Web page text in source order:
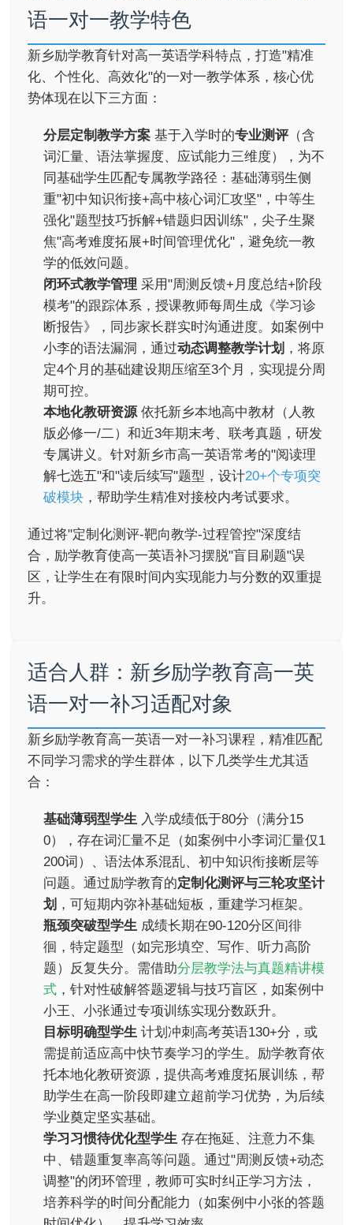
语一对一教学特色
新乡励学教育针对高一英语学科特点，打造"精准
化、个性化、高效化"的一对一教学体系，核心优
势体现在以下三方面：
分层定制教学方案 基于入学时的专业测评（含
词汇量、语法掌握度、应试能力三维度），为不
同基础学生匹配专属教学路径：基础薄弱生侧
重"初中知识衔接+高中核心词汇攻坚"，中等生
强化"题型技巧拆解+错题归因训练"，尖子生聚
焦"高考难度拓展+时间管理优化"，避免统一教
学的低效问题。
闭环式教学管理 采用"周测反馈+月度总结+阶段
模考"的跟踪体系，授课教师每周生成《学习诊
断报告》，同步家长群实时沟通进度。如案例中
小李的语法漏洞，通过动态调整教学计划 ，将原
定4个月的基础建设期压缩至3个月，实现提分周
期可控。
本地化教研资源 依托新乡本地高中教材（人教
版必修一/二）和近3年期末考、联考真题，研发
专属讲义。针对新乡市高一英语常考的"阅读理
解七选五"和"读后续写"题型，设计20+个专项突
破模块 ，帮助学生精准对接校内考试要求。
通过将"定制化测评-靶向教学-过程管控"深度结
合，励学教育使高一英语补习摆脱"盲目刷题"误
区，让学生在有限时间内实现能力与分数的双重提
升。
适合人群：新乡励学教育高一英
语一对一补习适配对象
新乡励学教育高一英语一对一补习课程，精准匹配
不同学习需求的学生群体，以下几类学生尤其适
合：
基础薄弱型学生 入学成绩低于80分（满分15
0），存在词汇量不足（如案例中小李词汇量仅1
200词）、语法体系混乱、初中知识衔接断层等
问题。通过励学教育的定制化测评与三轮攻坚计
划 ，可短期内弥补基础短板，重建学习框架。
瓶颈突破型学生 成绩长期在90-120分区间徘
徊，特定题型（如完形填空、写作、听力高阶
题）反复失分。需借助分层教学法与真题精讲模
式 ，针对性破解答题逻辑与技巧盲区，如案例中
小王、小张通过专项训练实现分数跃升。
目标明确型学生 计划冲刺高考英语130+分，或
需提前适应高中快节奏学习的学生。励学教育依
托本地化教研资源，提供高考难度拓展训练，帮
助学生在高一阶段即建立超前学习优势，为后续
学业奠定坚实基础。
学习习惯待优化型学生 存在拖延、注意力不集
中、错题重复率高等问题。通过"周测反馈+动态
调整"的闭环管理，教师可实时纠正学习方法，
培养科学的时间分配能力（如案例中小张的答题